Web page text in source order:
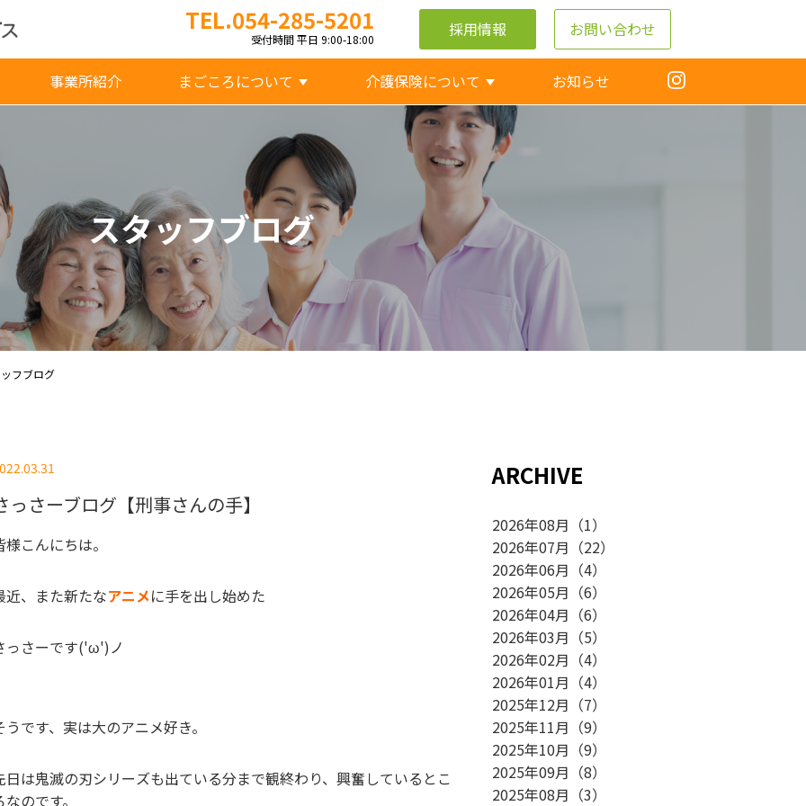
TEL.054-285-5201
受付時間 平日 9:00-18:00 採用情報 お問い合わせ
事業所紹介 まごころについて 介護保険について お知らせ
スタッフブログ
フブログ
っさーブログ【刑事さんの手】
様こんにちは。
近、また新たなアニメに手を出し始めた
っさーです('ω')ノ
うです、実は大のアニメ好き。
日は鬼滅の刃シリーズも出ている分まで観終わり、興奮しているとこ
なのです。
ARCHIVE
2026年08月 （1）
2026年07月 （22）
2026年06月 （4）
2026年05月 （6）
2026年04月 （6）
2026年03月 （5）
2026年02月 （4）
2026年01月 （4）
2025年12月 （7）
2025年11月 （9）
2025年10月 （9）
2025年09月 （8）
2025年08月 （3）